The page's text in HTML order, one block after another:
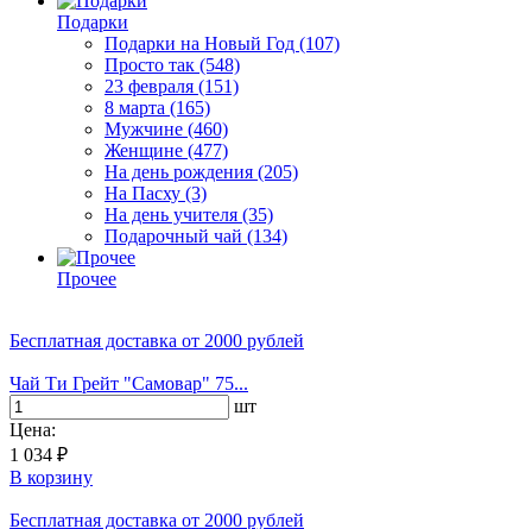
Подарки
Подарки на Новый Год (107)
Просто так (548)
23 февраля (151)
8 марта (165)
Мужчине (460)
Женщине (477)
На день рождения (205)
На Пасху (3)
На день учителя (35)
Подарочный чай (134)
Прочее
Бесплатная доставка от 2000 рублей
Чай Ти Грейт "Самовар" 75...
шт
Цена:
1 034 ₽
В корзину
Бесплатная доставка от 2000 рублей